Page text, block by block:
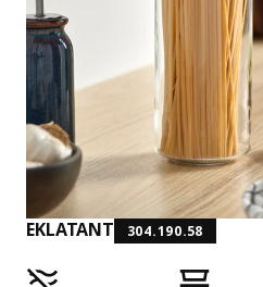
EKLATANT 304.190.58
Značajke proizvoda